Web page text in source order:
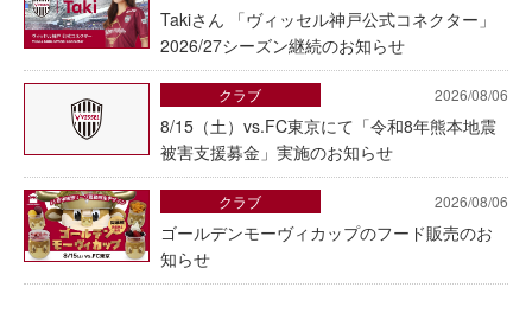
Takiさん 「ヴィッセル神戸公式コネクター」
2026/27シーズン継続のお知らせ
2026/08/06
8/15（土）vs.FC東京にて「令和8年熊本地震
被害支援募金」実施のお知らせ
クラブ
2026/08/06
ゴールデンモーヴィカップのフード販売のお
知らせ
クラブ